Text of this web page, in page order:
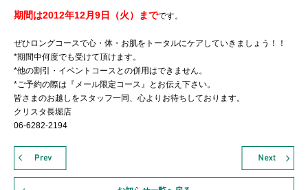
期間は2012年12月9日（火）までです。
ぜひロングコースで心・体・お肌をトータルにケアしていきましょう！！
*期間中何度でも受けて頂けます。
*他の割引・イベントコースとの併用はできません。
*ご予約の際は『メール限定コース』とお伝え下さい。
皆さまのお越しをスタッフ一同、心よりお待ちしております。
クリスタ長堀店
06-6282-2194